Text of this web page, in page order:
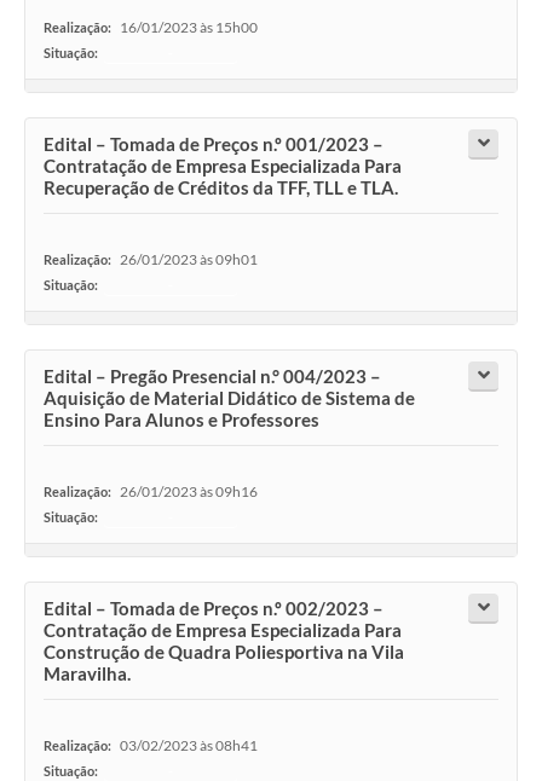
Realização: 16/01/2023 às 15h00
Situação:
Edital – Tomada de Preços n.º 001/2023 –
Contratação de Empresa Especializada Para
Recuperação de Créditos da TFF, TLL e TLA.
Realização: 26/01/2023 às 09h01
Situação:
Edital – Pregão Presencial n.° 004/2023 –
Aquisição de Material Didático de Sistema de
Ensino Para Alunos e Professores
Realização: 26/01/2023 às 09h16
Situação:
Edital – Tomada de Preços n.º 002/2023 –
Contratação de Empresa Especializada Para
Construção de Quadra Poliesportiva na Vila
Maravilha.
Realização: 03/02/2023 às 08h41
Situação: